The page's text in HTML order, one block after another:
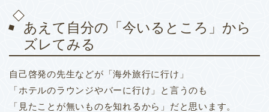
あえて自分の「今いるところ」から
ズレてみる
自己啓発の先生などが「海外旅行に行け」
「ホテルのラウンジやバーに行け」と言うのも
「見たことが無いものを知れるから」だと思います。